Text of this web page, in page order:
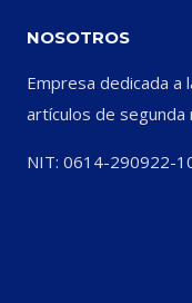
NOSOTROS
Empresa dedicada a
artículos de segunda
NIT: 0614-290922-